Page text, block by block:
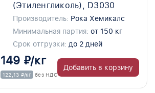
(Этиленгликоль), D3030
Производитель: Рока Хемикалс
Минимальная партия: от 150 кг
Срок отгрузки: до 2 дней
149 ₽/кг
122,13 ₽/кг без НДС
Добавить в корзину